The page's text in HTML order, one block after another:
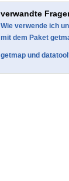
verwandte
Wie verwende ich
mit dem Paket
getmap und